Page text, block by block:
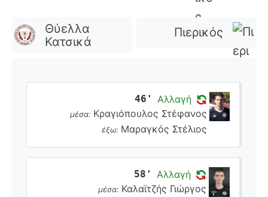
Θύελλα
Κατσικά
Πιερικός
46' Αλλαγή
μέσα: Κραγιόπουλος Στέφανος
έξω: Μαραγκός Στέλιος
58' Αλλαγή
μέσα: Καλαϊτζής Γιώργος